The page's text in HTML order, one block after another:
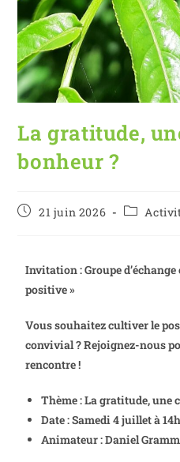
La gratitude,
bonheur ?
21 juin 2026
Invitation : Groupe d’échange
positive »
Vous souhaitez cultiver le
convivial ? Rejoignez-nous
rencontre !
Thème : La gratitude, une
Date : Samedi 4 juillet à
Animateur : Daniel